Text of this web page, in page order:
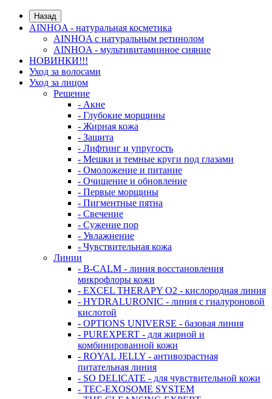
Назад
AINHOA - натуральная косметика
AINHOA с натуральным ретинолом
AINHOA - мультивитаминное сияние
НОВИНКИ!!!
Уход за волосами
Уход за лицом
Решение
- Акне
- Глубокие морщины
- Жирная кожа
- Защита
- Лифтинг и упругость
- Мешки и темные круги под глазами
- Омоложение и питание
- Очищение и обновление
- Первые морщины
- Пигментные пятна
- Свечение
- Сужение пор
- Увлажнение
- Чувствительная кожа
Линии
- B-CALM - линия восстановления
микрофлоры кожи
- EXCEL THERAPY O2 - кислородная линия
- HYDRALURONIC - линия с гиалуроновой
кислотой
- OPTIONS UNIVERSE - базовая линия
- PUREXPERT - для жирной и
комбинированной кожи
- ROYAL JELLY - антивозрастная
питательная линия
- SO DELICATE - для чувствительной кожи
- TEC-EXOSOME SYSTEM